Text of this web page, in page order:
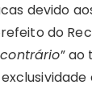
devido
do
”